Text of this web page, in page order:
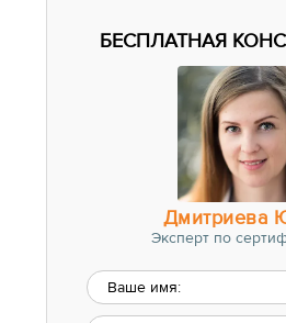
БЕСПЛАТНАЯ
Дмитриева
Эксперт по